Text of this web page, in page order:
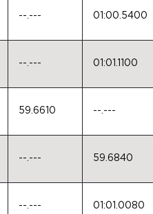
--.--- 01:00.5400
--.--- 01:01.1100
59.6610 --.---
--.--- 59.6840
--.--- 01:01.0080